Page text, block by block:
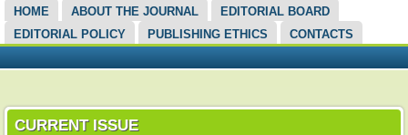
MAIN MENU
HOME ABOUT THE JOURNAL
EDITORIAL BOARD
EDITORIAL POLICY
PUBLISHING ETHICS CONTACTS
CURRENT ISSUE